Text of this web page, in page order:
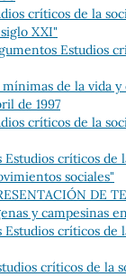
críticos de la
XXI"
Estudios
de la vida
de 1997
críticos de la
críticos de
sociales"
DE
y campesinas
críticos de
críticos de la